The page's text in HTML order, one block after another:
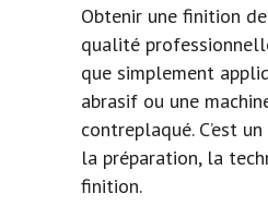
Obtenir une finition
qualité
que simplement
abrasif ou une
contreplaqué. C’est
la préparation, la
finition.